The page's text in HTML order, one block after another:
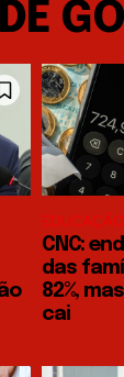
EDUCAÇÃO
CNC:
das
82%,
cai